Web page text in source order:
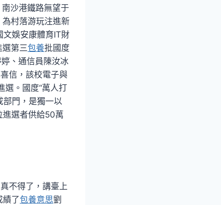
南沙港鐵路無望于
村落游玩注進新
文娛安康體育IT財
第三包養批國度
、通信員陳汝冰
信，該校電子與
選。國度“萬人打
部門，是獨一以
進選者供給50萬
不得了，講臺上
績了包養意思劉